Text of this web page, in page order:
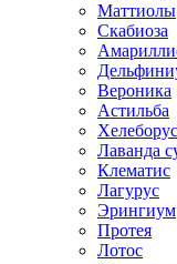
Маттиолы
Скабиоза
Вероника
Астильба
Лаванда
Клематис
Лагурус
Эрингиум
Протея
Лотос